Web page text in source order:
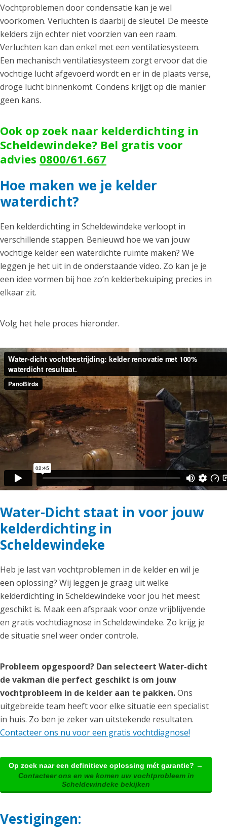
Vochtproblemen door condensatie kan je wel
voorkomen. Verluchten is daarbij de sleutel. De meeste
kelders zijn echter niet voorzien van een raam.
Verluchten kan dan enkel met een ventilatiesysteem.
Een mechanisch ventilatiesysteem zorgt ervoor dat die
vochtige lucht afgevoerd wordt en er in de plaats verse,
droge lucht binnenkomt. Condens krijgt op die manier
geen kans.
Ook op zoek naar kelderdichting in
Scheldewindeke? Bel gratis voor
advies 0800/61.667
Hoe maken we je kelder
waterdicht?
Een kelderdichting in Scheldewindeke verloopt in
verschillende stappen. Benieuwd hoe we van jouw
vochtige kelder een waterdichte ruimte maken? We
leggen je het uit in de onderstaande video. Zo kan je je
een idee vormen bij hoe zo’n kelderbekuiping precies in
elkaar zit.
Volg het hele proces hieronder.
Water-Dicht staat in voor jouw
kelderdichting in
Scheldewindeke
Heb je last van vochtproblemen in de kelder en wil je
een oplossing? Wij leggen je graag uit welke
kelderdichting in Scheldewindeke voor jou het meest
geschikt is. Maak een afspraak voor onze vrijblijvende
en gratis vochtdiagnose in Scheldewindeke. Zo krijg je
de situatie snel weer onder controle.
Probleem opgespoord? Dan selecteert Water-dicht
de vakman die perfect geschikt is om jouw
vochtprobleem in de kelder aan te pakken.Ons
uitgebreide team heeft voor elke situatie een specialist
in huis. Zo ben je zeker van uitstekende resultaten.
Contacteer ons nu voor een gratis vochtdiagnose!
Op zoek naar een definitieve oplossing mét garantie? →
Contacteer ons en we komen uw vochtprobleem in
Scheldewindeke bekijken
Vestigingen: